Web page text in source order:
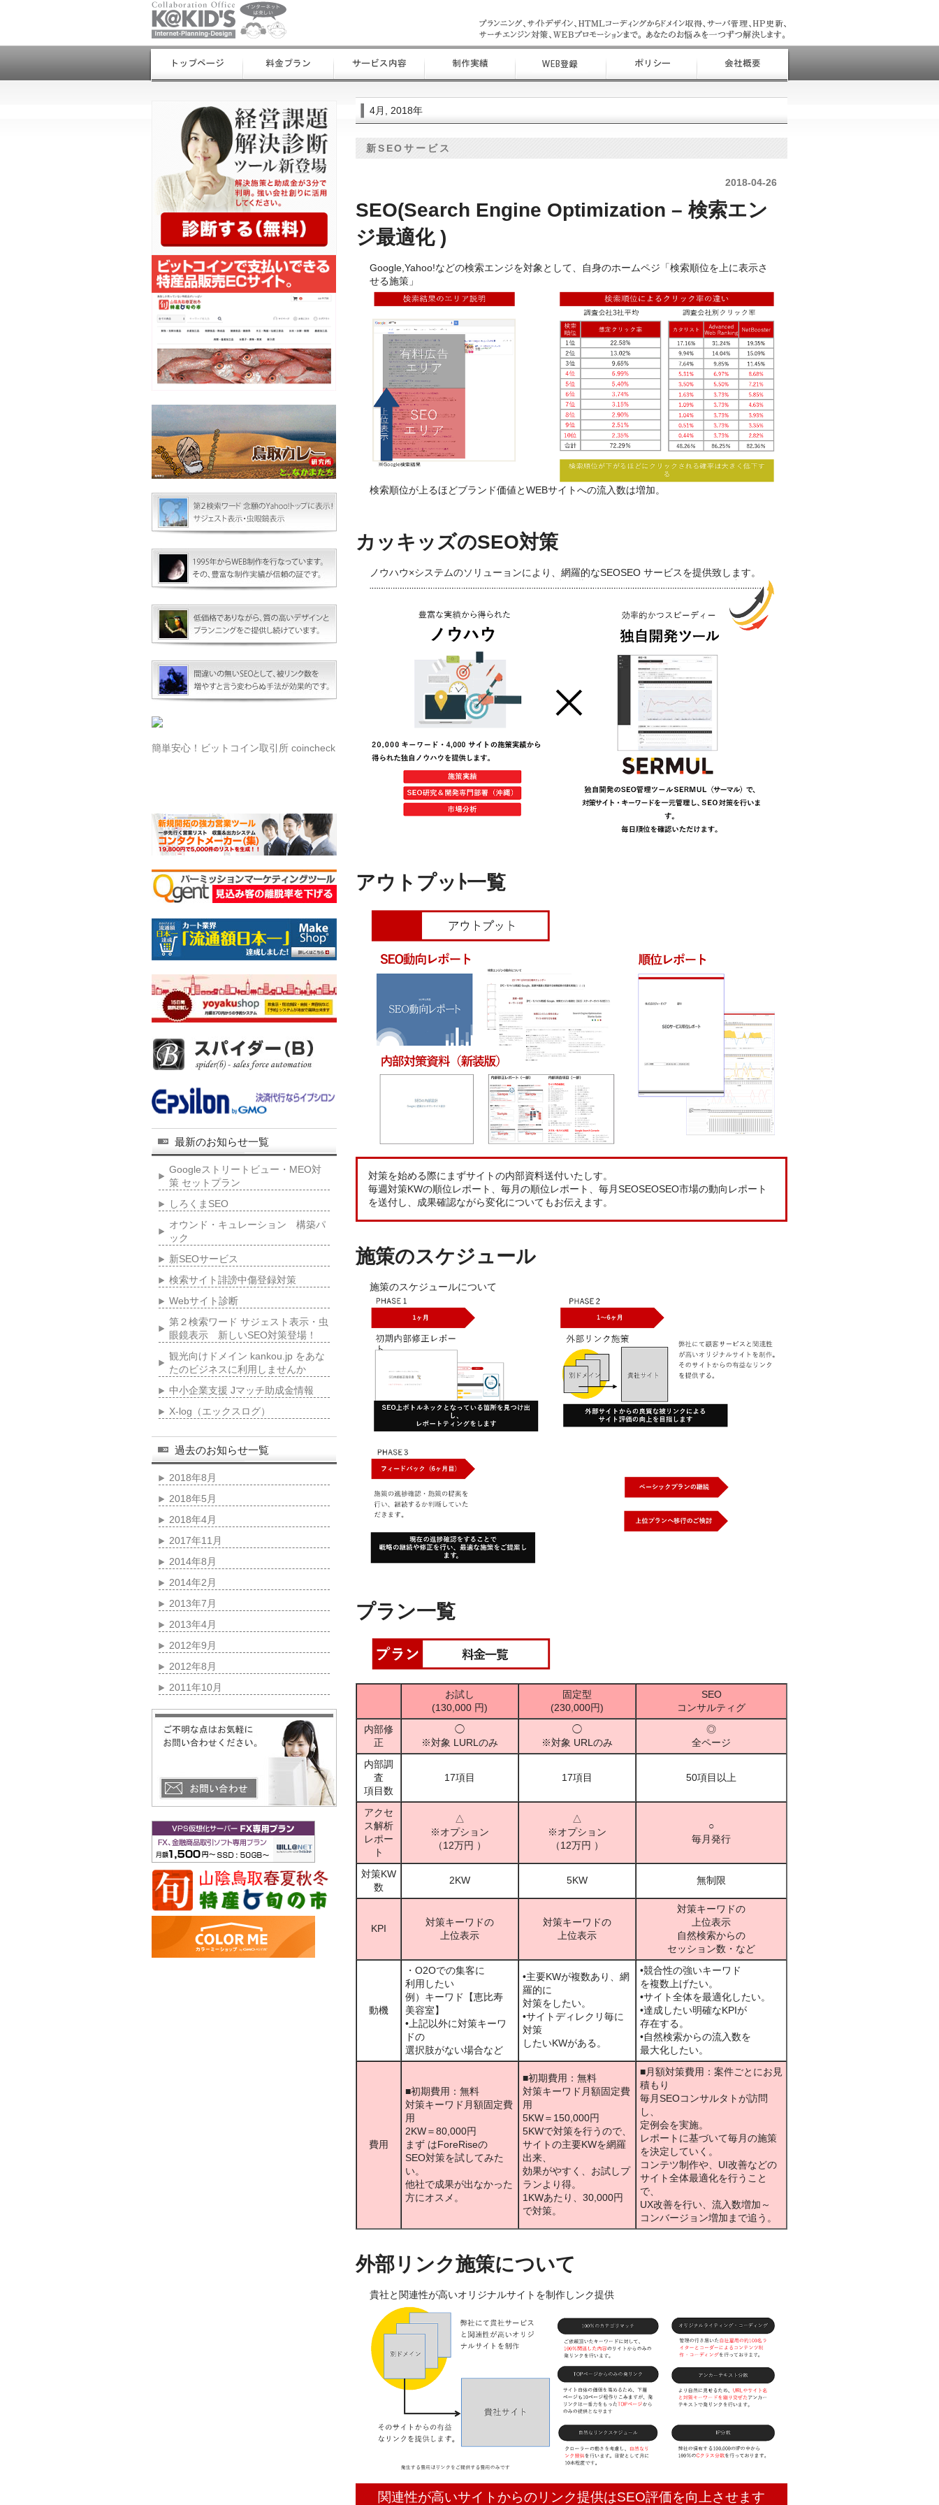
4月, 2018年
新SEOサービス
2018-04-26
SEO(Search Engine Optimization – 検索エン
ジ最適化 )
Google,Yahoo!などの検索エンジを対象として、自身のホームペジ「検索順位を上に表示さ
せる施策」
検索順位が上るほどブランド価値とWEBサイトへの流入数は増加。
カッキッズのSEO対策
ノウハウ×システムのソリューョンにより、網羅的なSEOSEO サービスを提供致します。
アウトプッﾄ一覧
対策を始める際にまずサイトの内部資料送付いたしす。
毎週対策KWの順位レポート、毎月の順位レポート、毎月SEOSEOSEO市場の動向レポート
を送付し、成果確認ながら変化についてもお伝えます。
施策のスケジュール
施策のスケジュールについて
プラン一覧
お試し
(130,000 円)
固定型
(230,000円)
SEO
コンサルティグ
内部修
正
◯
※対象 LURLのみ
◯
※対象 URLのみ
◎
全ページ
内部調
査
項目数
17項目 17項目 50項目以上
アクセ
ス解析
レポー
ト
△
※オプション
（12万円 ）
△
※オプション
（12万円 ）
○
毎月発行
対策KW
数
2KW 5KW 無制限
KPI
対策キーワドの
上位表示
対策キーワドの
上位表示
対策キーワドの
上位表示
自然検索からの
セッション数・など
動機
・O2Oでの集客に
利用したい
例）キーワド【恵比寿
美容室】
•上記以外に対策キーワ
ドの
選択肢がない場合など
•主要KWが複数あり、網
羅的に
対策をしたい。
•サイトディレクリ毎に
対策
したいKWがある。
•競合性の強いキーワド
を複数上げたい。
•サイト全体を最適化したい。
•達成したい明確なKPIが
存在する。
•自然検索からの流入数を
最大化したい。
費用
■初期費用：無料
対策キーワド月額固定費
用
2KW＝80,000円
まず はForeRiseの
SEO対策を試してみた
い。
他社で成果が出なかった
方にオスメ。
■初期費用：無料
対策キーワド月額固定費
用
5KW＝150,000円
5KWで対策を行うので、
サイトの主要KWを網羅
出来、
効果がやすく、お試しプ
ランより得。
1KWあたり、30,000円
で対策。
■月額対策費用：案件ごとにお見
積もり
毎月SEOコンサルタトが訪問
し、
定例会を実施。
レポートに基づいて毎月の施策
を決定していく。
コンテツ制作や、UI改善などの
サイト全体最適化を行うこと
で、
UX改善を行い、流入数増加～
コンバージョン増加まで追う。
外部リンク施策について
貴社と関連性が高いオリジナルサイトを制作しンク提供
関連性が高いサイトからのリンク提供はSEO評価を向上させます
簡単安心！ビットコイン取引所 coincheck
最新のお知らせ一覧
Googleストリートビュー・MEO対
策 セットプラン
しろくまSEO
オウンド・キュレーション 構築パ
ック
新SEOサービス
検索サイト誹謗中傷登録対策
Webサイト診断
第２検索ワード サジェスト表示・虫
眼鏡表示 新しいSEO対策登場！
観光向けドメイン kankou.jp をあな
たのビジネスに利用しませんか
中小企業支援 Jマッチ助成金情報
X-log（エックスログ）
過去のお知らせ一覧
2018年8月
2018年5月
2018年4月
2017年11月
2014年8月
2014年2月
2013年7月
2013年4月
2012年9月
2012年8月
2011年10月